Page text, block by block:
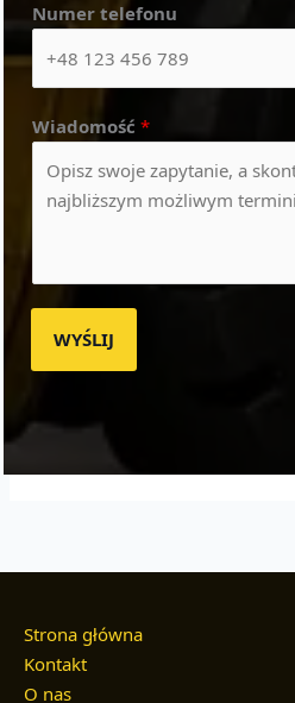
Numer telefonu
Wiadomość *
WYŚLIJ
Strona główna
Kontakt
O nas